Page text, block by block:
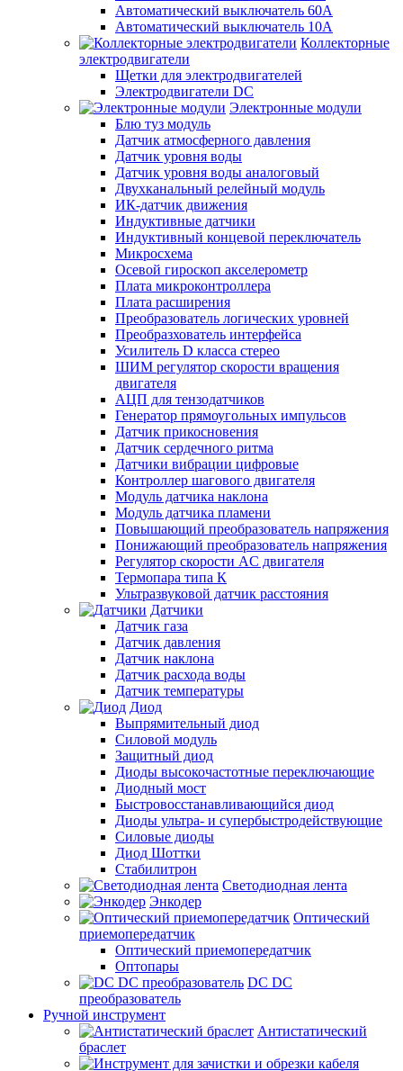
Автоматический выключатель 60А
Автоматический выключатель 10А
Коллекторные
электродвигатели
Щетки для электродвигателей
Электродвигатели DC
Электронные модули
Блю туз модуль
Датчик атмосферного давления
Датчик уровня воды
Датчик уровня воды аналоговый
Двухканальный релейный модуль
ИК-датчик движения
Индуктивные датчики
Индуктивный концевой переключатель
Микросхема
Осевой гироскоп акселерометр
Плата микроконтроллера
Плата расширения
Преобразователь логических уровней
Преобразхователь интерфейса
Усилитель D класса стерео
ШИМ регулятор скорости вращения
двигателя
АЦП для тензодатчиков
Генератор прямоугольных импульсов
Датчик прикосновения
Датчик сердечного ритма
Датчики вибрации цифровые
Контроллер шагового двигателя
Модуль датчика наклона
Модуль датчика пламени
Повышающий преобразователь напряжения
Понижающий преобразователь напряжения
Регулятор скорости AC двигателя
Термопара типа К
Ультразвуковой датчик расстояния
Датчики
Датчик газа
Датчик давления
Датчик наклона
Датчик расхода воды
Датчик температуры
Диод
Выпрямительный диод
Силовой модуль
Защитный диод
Диоды высокочастотные переключающие
Диодный мост
Быстровосстанавливающийся диод
Диоды ультра- и супербыстродействующие
Силовые диоды
Диод Шоттки
Стабилитрон
Светодиодная лента
Энкодер
Оптический
приемопередатчик
Оптический приемопередатчик
Оптопары
DC DC
преобразователь
Ручной инструмент
Антистатический
браслет